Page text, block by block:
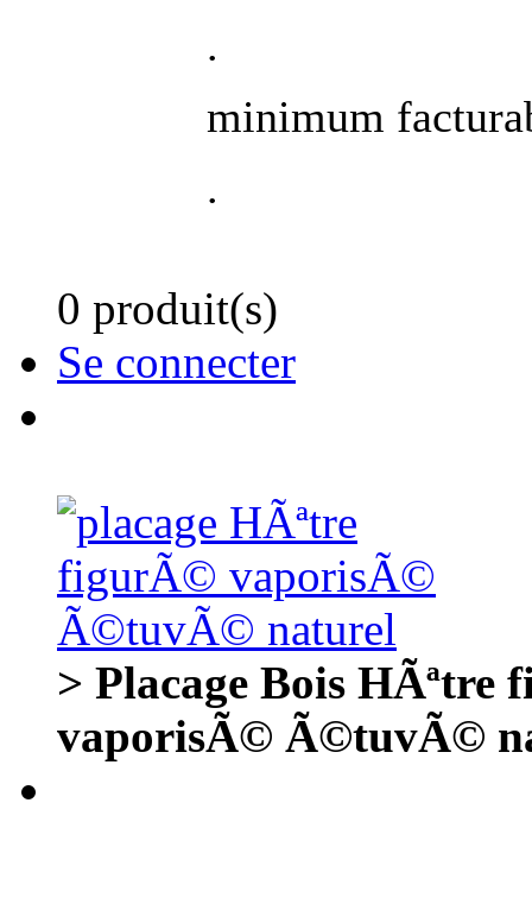
.
minimum
.
0 produit(s)
Se connecter
> Placage Bois
vaporisÃ© Ã©tuvÃ©